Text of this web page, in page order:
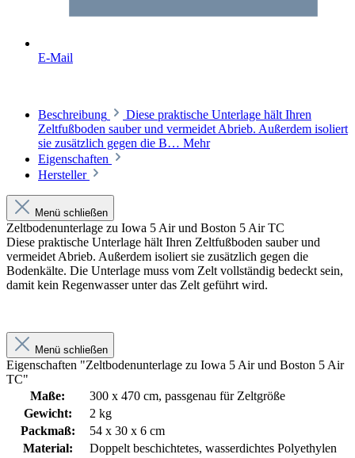
E-Mail
Beschreibung
Diese praktische Unterlage hält Ihren
Zeltfußboden sauber und vermeidet Abrieb. Außerdem isoliert
sie zusätzlich gegen die B… Mehr
Eigenschaften
Hersteller
Menü schließen
Zeltbodenunterlage zu Iowa 5 Air und Boston 5 Air TC
Diese praktische Unterlage hält Ihren Zeltfußboden sauber und
vermeidet Abrieb. Außerdem isoliert sie zusätzlich gegen die
Bodenkälte. Die Unterlage muss vom Zelt vollständig bedeckt sein,
damit kein Regenwasser unter das Zelt geführt wird.
Menü schließen
Eigenschaften "Zeltbodenunterlage zu Iowa 5 Air und Boston 5 Air
TC"
Maße:
300 x 470 cm, passgenau für Zeltgröße
Gewicht:
2 kg
Packmaß:
54 x 30 x 6 cm
Material:
Doppelt beschichtetes, wasserdichtes Polyethylen